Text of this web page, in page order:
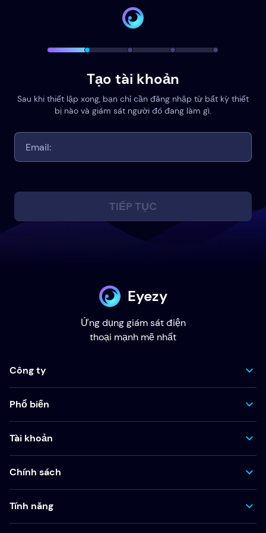
Tạo tài khoản
Sau khi thiết lập xong, bạn chỉ cần đăng nhập từ bất kỳ thiết
bị nào và giám sát người đó đang làm gì.
TIẾP TỤC
Eyezy
Ứng dụng giám sát điện
thoại mạnh mẽ nhất
Công ty
Phổ biến
Tài khoản
Chính sách
Tính năng